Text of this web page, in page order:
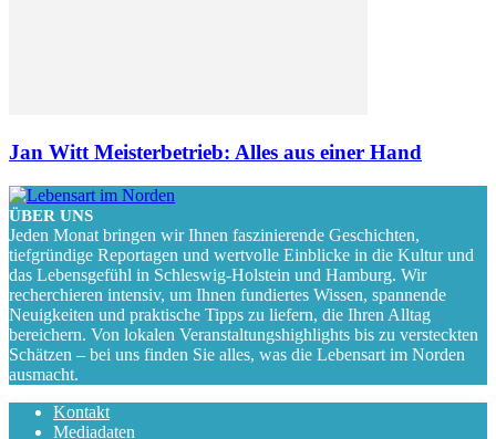
Jan Witt Meisterbetrieb: Alles aus einer Hand
ÜBER UNS
Jeden Monat bringen wir Ihnen faszinierende Geschichten,
tiefgründige Reportagen und wertvolle Einblicke in die Kultur und
das Lebensgefühl in Schleswig-Holstein und Hamburg. Wir
recherchieren intensiv, um Ihnen fundiertes Wissen, spannende
Neuigkeiten und praktische Tipps zu liefern, die Ihren Alltag
bereichern. Von lokalen Veranstaltungshighlights bis zu versteckten
Schätzen – bei uns finden Sie alles, was die Lebensart im Norden
ausmacht.
Kontakt
Mediadaten